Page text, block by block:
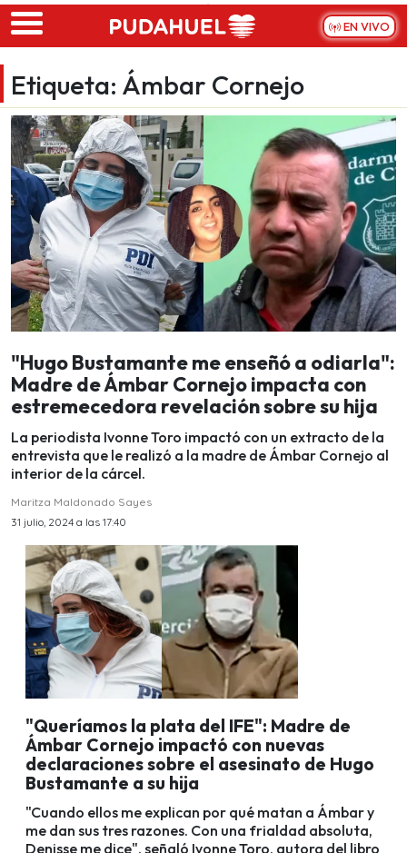
Skip to main content
EN VIVO
Etiqueta: Ámbar Cornejo
"Hugo Bustamante me enseñó a odiarla":
Madre de Ámbar Cornejo impacta con
estremecedora revelación sobre su hija
La periodista Ivonne Toro impactó con un extracto de la
entrevista que le realizó a la madre de Ámbar Cornejo al
interior de la cárcel.
Maritza Maldonado Sayes
31 julio, 2024 a las 17:40
"Queríamos la plata del IFE": Madre de
Ámbar Cornejo impactó con nuevas
declaraciones sobre el asesinato de Hugo
Bustamante a su hija
"Cuando ellos me explican por qué matan a Ámbar y
me dan sus tres razones. Con una frialdad absoluta,
Denisse me dice", señaló Ivonne Toro, autora del libro